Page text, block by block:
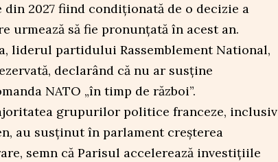
2027 fiind condiționată de o decizie a
urmează să fie pronunțată în acest an.
liderul partidului Rassemblement National,
declarând că nu ar susține
NATO „în timp de război”.
grupurilor politice franceze, inclusiv
au susținut în parlament creșterea
semn că Parisul accelerează investițiile